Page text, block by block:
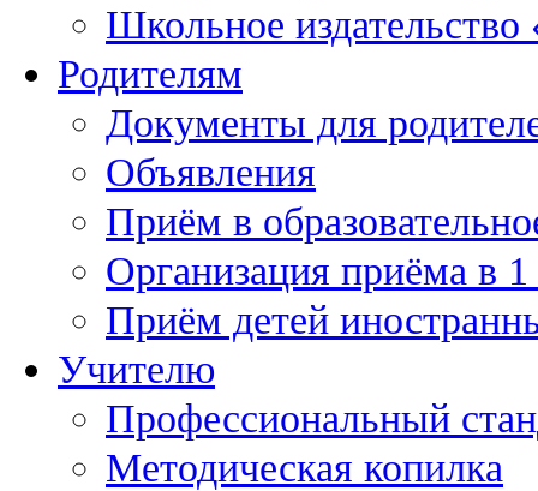
Школьное
Родителям
Документы для
Объявления
Приём в
Организация приёма в
Приём детей
Учителю
Профессиональный
Методическая копилка